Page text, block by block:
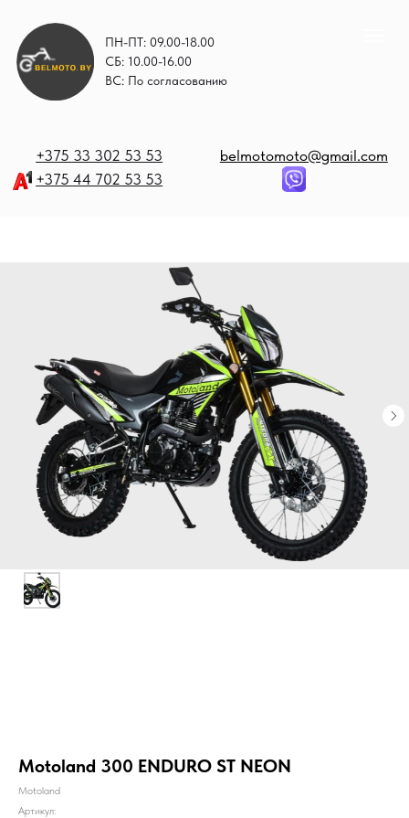
ПН-ПТ: 09.00-18.00
СБ: 10.00-16.00
ВС: По согласованию
Motoland 300 ENDURO ST NEON
Motoland
Артикул: